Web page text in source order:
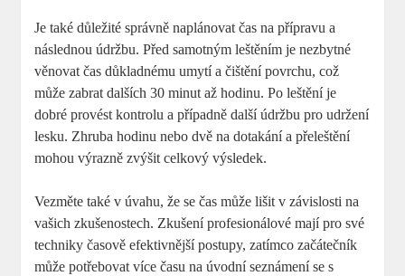
Je také důležité správně naplánovat čas na přípravu a
následnou údržbu. Před samotným leštěním je nezbytné
věnovat čas důkladnému umytí a čištění povrchu, což
může zabrat dalších 30 minut až hodinu. Po leštění je
dobré provést kontrolu a případně další údržbu pro udržení
lesku. Zhruba hodinu nebo dvě na dotakání a přeleštění
mohou výrazně zvýšit celkový výsledek.
Vezměte také v úvahu, že se čas může lišit v závislosti na
vašich zkušenostech. Zkušení profesionálové mají pro své
techniky časově efektivnější postupy, zatímco začátečník
může potřebovat více času na úvodní seznámení se s